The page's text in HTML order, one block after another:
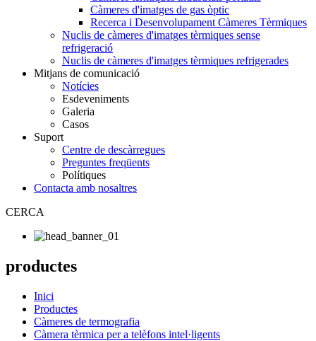
Càmeres d'imatges de gas òptic
Recerca i Desenvolupament Càmeres Tèrmiques
Nuclis de càmeres d'imatges tèrmiques sense
refrigeració
Nuclis de càmeres d'imatges tèrmiques refrigerades
Mitjans de comunicació
Notícies
Esdeveniments
Galeria
Casos
Suport
Centre de descàrregues
Preguntes freqüents
Polítiques
Contacta amb nosaltres
CERCA
productes
Inici
Productes
Càmeres de termografia
Càmera tèrmica per a telèfons intel·ligents